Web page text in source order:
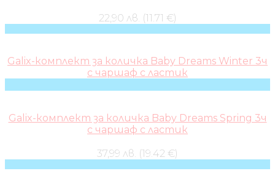
22,90 лв. (11.71 €)
Galix-комплект за количка Baby Dreams Winter 3ч
с чаршаф с ластик
Galix-комплект за количка Baby Dreams Spring 3ч
с чаршаф с ластик
37,99 лв. (19.42 €)